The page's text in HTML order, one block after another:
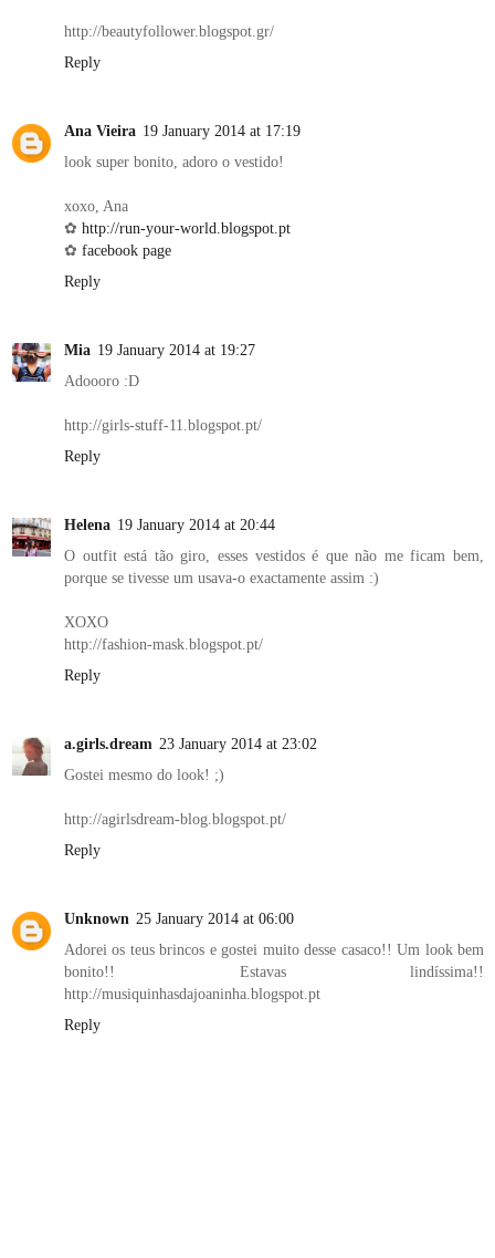
http://beautyfollower.blogspot.gr/
Reply
Ana Vieira 19 January 2014 at 17:19
look super bonito, adoro o vestido!
xoxo, Ana
✿ http://run-your-world.blogspot.pt
✿ facebook page
Reply
Mia 19 January 2014 at 19:27
Adoooro :D
http://girls-stuff-11.blogspot.pt/
Reply
Helena 19 January 2014 at 20:44
O outfit está tão giro, esses vestidos é que não me ficam bem,
porque se tivesse um usava-o exactamente assim :)
XOXO
http://fashion-mask.blogspot.pt/
Reply
a.girls.dream 23 January 2014 at 23:02
Gostei mesmo do look! ;)
http://agirlsdream-blog.blogspot.pt/
Reply
Unknown 25 January 2014 at 06:00
Adorei os teus brincos e gostei muito desse casaco!! Um look bem
bonito!! Estavas lindíssima!!
http://musiquinhasdajoaninha.blogspot.pt
Reply